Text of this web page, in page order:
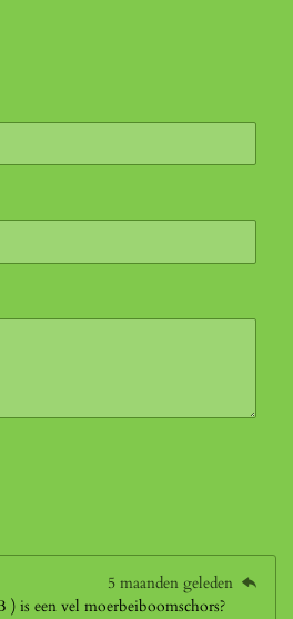
5 maanden geleden
is een vel moerbeiboomschors?